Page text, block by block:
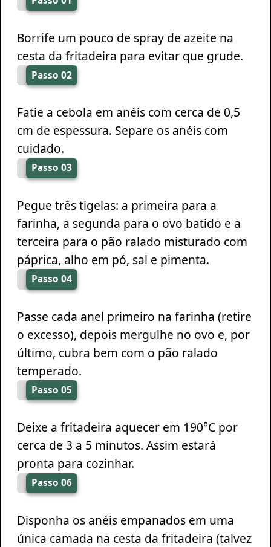
Borrife um pouco de spray de azeite na
cesta da fritadeira para evitar que grude.
Passo 02
Fatie a cebola em anéis com cerca de 0,5
cm de espessura. Separe os anéis com
cuidado.
Passo 03
Pegue três tigelas: a primeira para a
farinha, a segunda para o ovo batido e a
terceira para o pão ralado misturado com
páprica, alho em pó, sal e pimenta.
Passo 04
Passe cada anel primeiro na farinha (retire
o excesso), depois mergulhe no ovo e, por
último, cubra bem com o pão ralado
temperado.
Passo 05
Deixe a fritadeira aquecer em 190°C por
cerca de 3 a 5 minutos. Assim estará
pronta para cozinhar.
Passo 06
Disponha os anéis empanados em uma
única camada na cesta da fritadeira (talvez